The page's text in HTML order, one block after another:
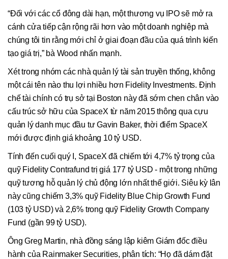
“Đối với các cổ đông dài hạn, một thương vụ IPO sẽ mở ra
cánh cửa tiếp cận rộng rãi hơn vào một doanh nghiệp mà
chúng tôi tin rằng mới chỉ ở giai đoạn đầu của quá trình kiến
tạo giá trị,” bà Wood nhấn mạnh.
Xét trong nhóm các nhà quản lý tài sản truyền thống, không
một cái tên nào thu lợi nhiều hơn Fidelity Investments. Định
chế tài chính có trụ sở tại Boston này đã sớm chen chân vào
cấu trúc sở hữu của SpaceX từ năm 2015 thông qua cựu
quản lý danh mục đầu tư Gavin Baker, thời điểm SpaceX
mới được định giá khoảng 10 tỷ USD.
Tính đến cuối quý I, SpaceX đã chiếm tới 4,7% tỷ trọng của
quỹ Fidelity Contrafund trị giá 177 tỷ USD - một trong những
quỹ tương hỗ quản lý chủ động lớn nhất thế giới. Siêu kỳ lân
này cũng chiếm 3,3% quỹ Fidelity Blue Chip Growth Fund
(103 tỷ USD) và 2,6% trong quỹ Fidelity Growth Company
Fund (gần 99 tỷ USD).
Ông Greg Martin, nhà đồng sáng lập kiêm Giám đốc điều
hành của Rainmaker Securities, phân tích: “Họ đã dám đặt